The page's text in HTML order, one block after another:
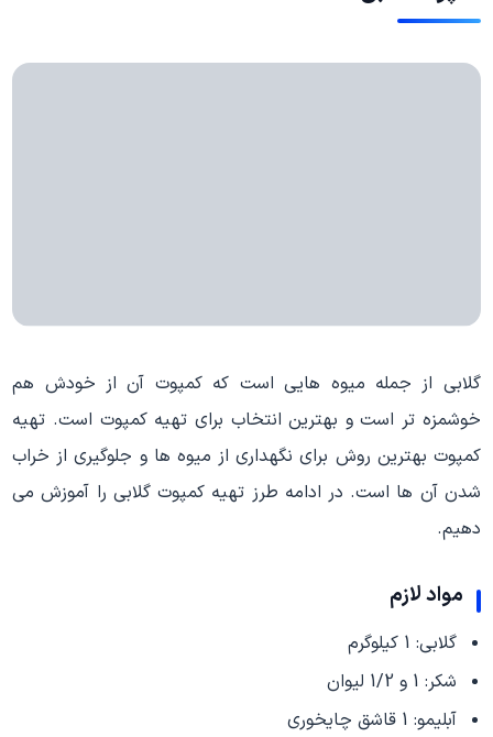
گلابی از جمله میوه هایی است که کمپوت آن از خودش هم
خوشمزه تر است و بهترین انتخاب برای تهیه کمپوت است. تهیه
کمپوت بهترین روش برای نگهداری از میوه ها و جلوگیری از خراب
شدن آن ها است. در ادامه طرز تهیه کمپوت گلابی را آموزش می
دهیم.
مواد لازم
گلابی: 1 کیلوگرم
شکر: 1 و 1/2 لیوان
آبلیمو: 1 قاشق چایخوری